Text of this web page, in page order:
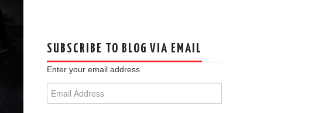
SUBSCRIBE TO BLOG VIA EMAIL
Enter your email address
Address